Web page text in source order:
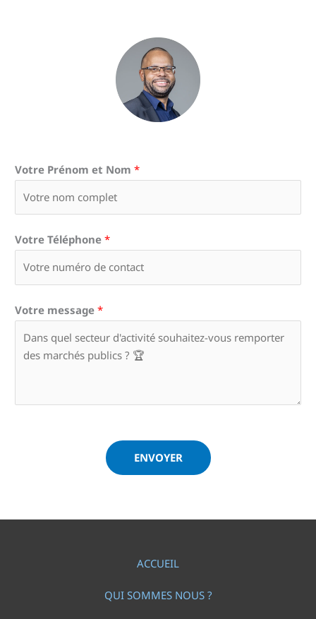
Votre Prénom et Nom *
Votre Téléphone *
Votre message *
ENVOYER
ACCUEIL
QUI SOMMES NOUS ?